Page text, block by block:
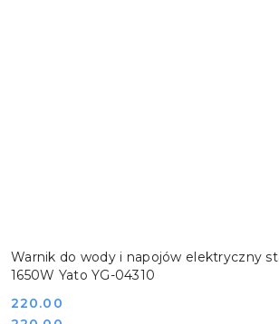
Warnik do wody i napojów elektryczny
1650W Yato YG-04310
Cena:
220.00